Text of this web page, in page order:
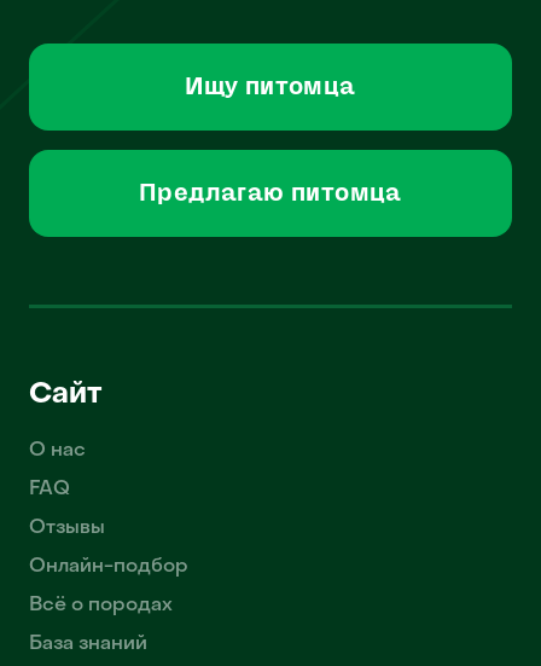
Ищу питомца
Предлагаю питомца
Сайт
О нас
FAQ
Отзывы
Онлайн-подбор
Всё о породах
База знаний